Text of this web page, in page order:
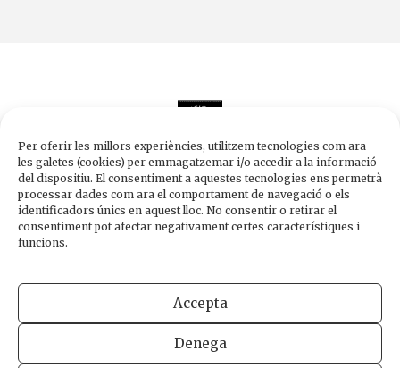
Per oferir les millors experiències, utilitzem tecnologies com ara
les galetes (cookies) per emmagatzemar i/o accedir a la informació
del dispositiu. El consentiment a aquestes tecnologies ens permetrà
processar dades com ara el comportament de navegació o els
identificadors únics en aquest lloc. No consentir o retirar el
consentiment pot afectar negativament certes característiques i
funcions.
Accepta
Denega
Edicions de 1984
Carrer Trafalgar, 10, 2n-2a A
Fax 934 854 375
1984@edicions1984.cat